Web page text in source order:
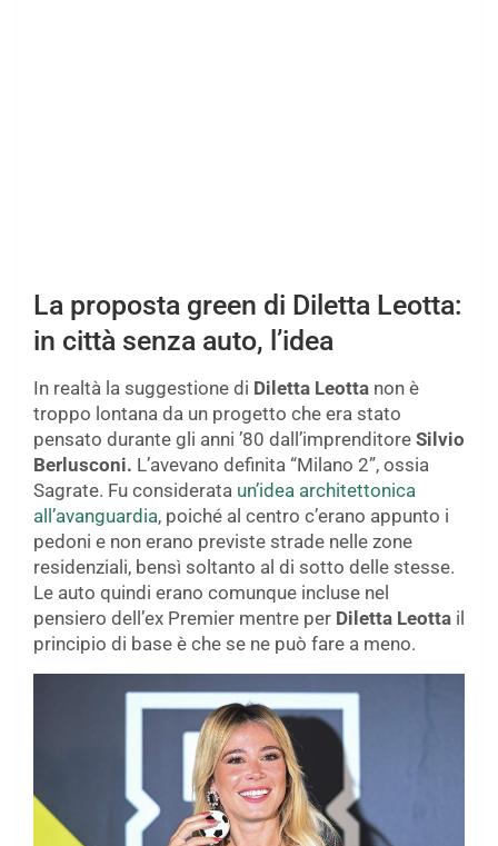
La proposta green di Diletta Leotta:
in città senza auto, l’idea
In realtà la suggestione di Diletta Leotta non è
troppo lontana da un progetto che era stato
pensato durante gli anni ’80 dall’imprenditore Silvio
Berlusconi. L’avevano definita “Milano 2”, ossia
Sagrate. Fu considerata un’idea architettonica
all’avanguardia, poiché al centro c’erano appunto i
pedoni e non erano previste strade nelle zone
residenziali, bensì soltanto al di sotto delle stesse.
Le auto quindi erano comunque incluse nel
pensiero dell’ex Premier mentre per Diletta Leotta il
principio di base è che se ne può fare a meno.